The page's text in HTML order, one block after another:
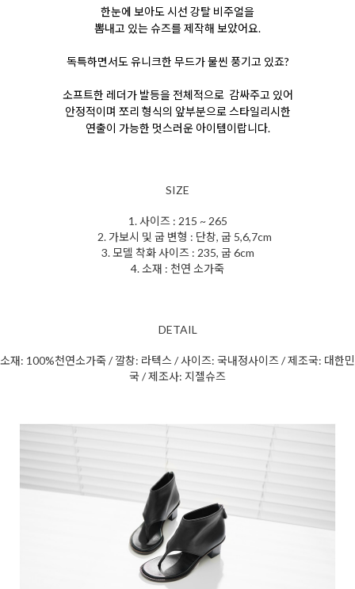
한눈에 보아도 시선 강탈 비주얼을
뽐내고 있는 슈즈를제작해 보았어요.
독특하면서도 유니크한 무드가 물씬 풍기고 있죠?
소프트한 레더가 발등을 전체적으로 감싸주고 있어
안정적이며 쪼리 형식의 앞부분으로스타일리시한
연출이 가능한 멋스러운 아이템이랍니다.
SIZE
1. 사이즈 : 215 ~ 265
2. 가보시 및 굽 변형 : 단창, 굽 5,6,7cm
3. 모델 착화 사이즈 : 235, 굽 6cm
4. 소재 : 천연 소가죽
DETAIL
소재: 100%천연소가죽 / 깔창: 라텍스 / 사이즈: 국내정사이즈 / 제조국: 대한민
국 / 제조사: 지젤슈즈